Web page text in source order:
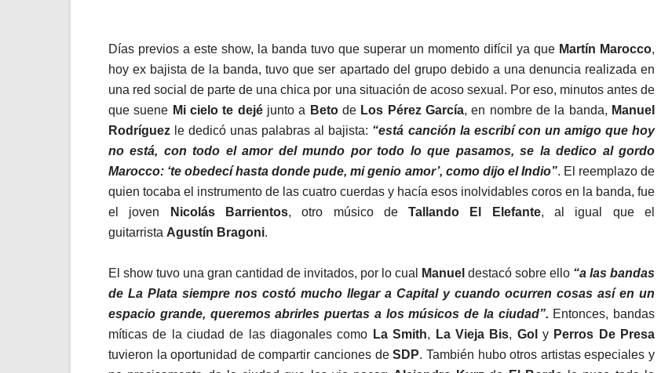
Días previos a este show, la banda tuvo que superar un momento difícil ya que Martín Marocco,
hoy ex bajista de la banda, tuvo que ser apartado del grupo debido a una denuncia realizada en
una red social de parte de una chica por una situación de acoso sexual. Por eso, minutos antes de
que suene Mi cielo te dejéjunto a Betode Los Pérez García, en nombre de la banda, Manuel
Rodríguez le dedicó unas palabras al bajista: “está canción la escribí con un amigo que hoy
no está, con todo el amor del mundo por todo lo que pasamos, se la dedico al gordo
Marocco: ‘te obedecí hasta donde pude, mi genio amor’, como dijo el Indio”. El reemplazo de
quien tocaba el instrumento de las cuatro cuerdas y hacía esos inolvidables coros en la banda, fue
el joven
Nicolás Barrientos, otro músico deTallando El Elefante, al igual que el
guitarrista Agustín Bragoni.
El show tuvo una gran cantidad de invitados, por lo cual Manuel destacó sobre ello “a las bandas
de La Plata siempre nos costó mucho llegar a Capital y cuando ocurren cosas así en un
espacio grande, queremos abrirles puertas a los músicos de la ciudad”. Entonces, bandas
míticas de la ciudad de las diagonales como La Smith, La Vieja Bis, Gol y Perros De Presa
tuvieron la oportunidad de compartir canciones deSDP. También hubo otros artistas especiales y